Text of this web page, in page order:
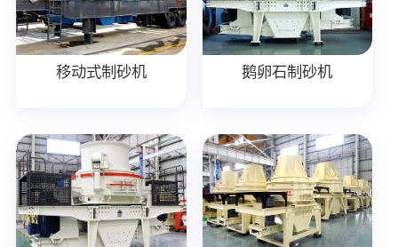
移动式制砂机 鹅卵石制砂机